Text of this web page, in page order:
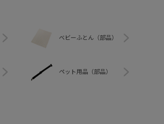
ベビーふとん（部品）
ペット用品（部品）